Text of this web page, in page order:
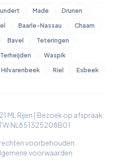
Made
Drunen
Baarle-Nassau
Chaam
Bavel
Teteringen
Terheijden
Waspik
Hilvarenbeek Riel Esbeek
ML Rijen | Bezoek op afspraak
NL851325208B01
voorbehouden.
voorwaarden